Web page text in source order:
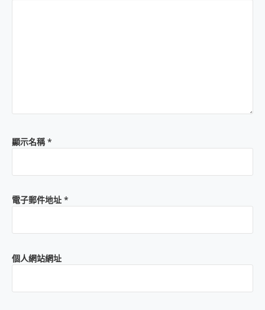
顯示名稱*
電子郵件地址 *
個人網站網址